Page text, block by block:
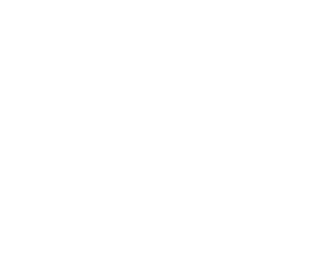
unser Herr, jeden Tag zwischen uns ist. Er
Kirche mit Leben. Wir glauben fest
ist, die Fortsetzung der Begegnung
um am Leib und Blut unseres Herrn
statt. Wenn wir die Lesung der Bibel hören,